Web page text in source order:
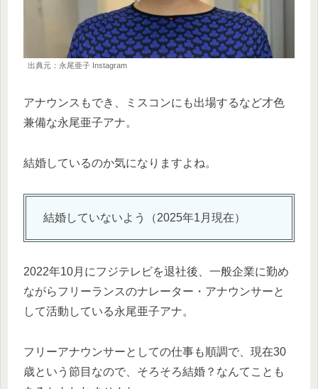
出典元：永尾亜子 Instagram
アナウンスもでき、ミスコンにも出場するなど才色
兼備な永尾亜子アナ。
結婚しているのか気になりますよね。
結婚していないよう（2025年1月現在）
2022年10月にフジテレビを退社後、一般企業に勤め
ながらフリーランスのナレーター・アナウンサーと
して活動している永尾亜子アナ。
フリーアナウンサーとしての仕事も順調で、現在30
歳という節目なので、そろそろ結婚？なんてことも